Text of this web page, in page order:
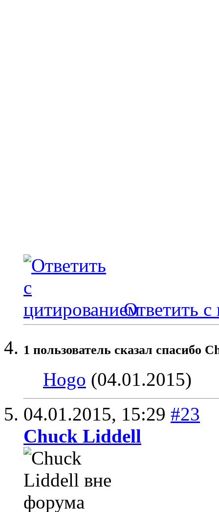
Ответить с
1 пользователь сказал cпасибо
Hogo (04.01.2015)
04.01.2015, 15:29 #23
Chuck Liddell